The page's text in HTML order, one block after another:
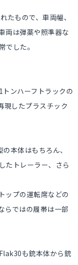
たもので、車両幅、
両は弾薬や照準器な
でした。
ンハーフトラックの
したプラスチック
本体はもちろん、
たトレーラー、さら
ップの運転席などの
らではの履帯は一部
も銃本体から銃